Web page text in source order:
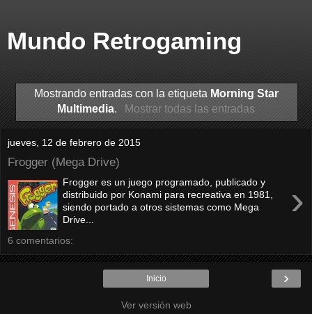
Mundo Retrogaming
Mostrando entradas con la etiqueta Morning Star
Multimedia. Mostrar todas las entradas
jueves, 12 de febrero de 2015
Frogger (Mega Drive)
›
Frogger es un juego programado, publicado y
distribuido por Konami para recreativa en 1981,
siendo portado a otros sistemas como Mega
Drive...
6 comentarios:
›
Inicio
Ver versión web